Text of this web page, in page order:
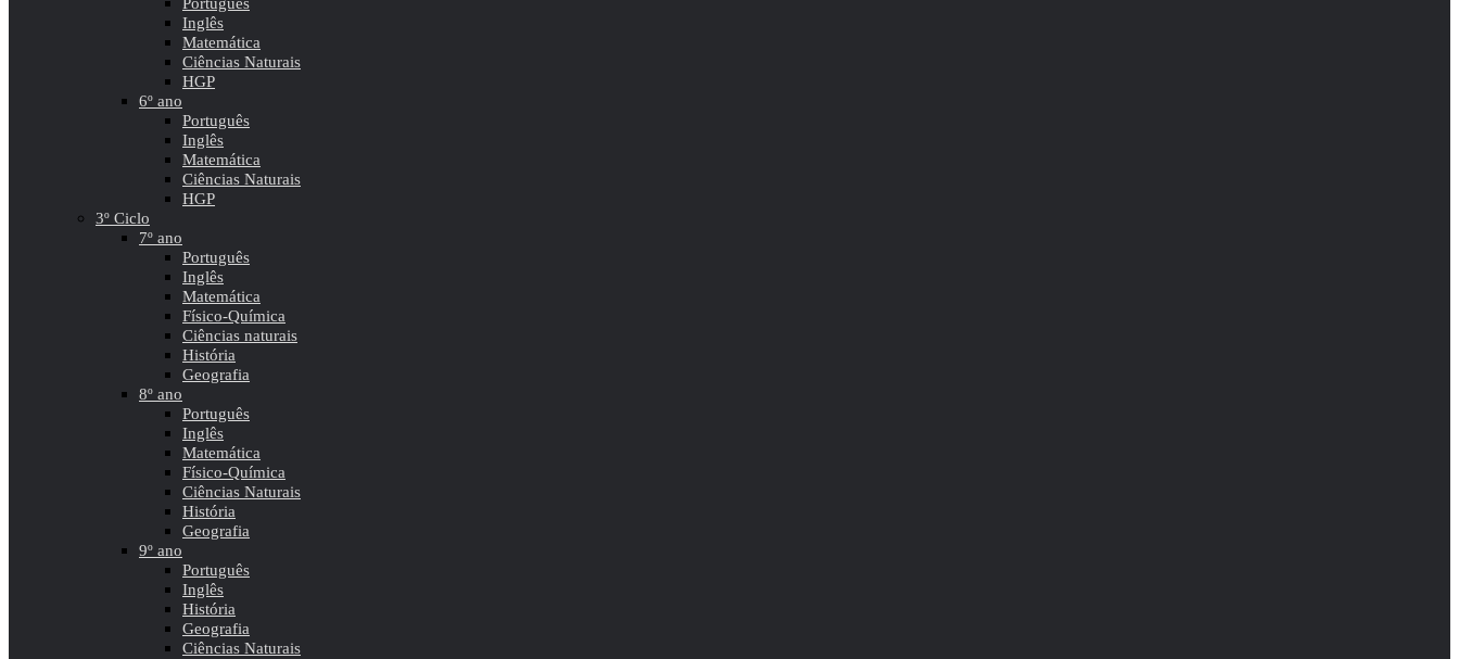
Inglês
Matemática
Ciências Naturais
HGP
6º ano
Português
Inglês
Matemática
Ciências Naturais
HGP
3º Ciclo
7º ano
Português
Inglês
Matemática
Físico-Química
Ciências naturais
História
Geografia
8º ano
Português
Inglês
Matemática
Físico-Química
Ciências Naturais
História
Geografia
9º ano
Português
Inglês
História
Geografia
Ciências Naturais